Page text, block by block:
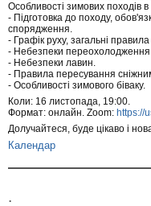
Особливості зимових походів в
- Підготовка до походу,
спорядження.
- Графік руху, загальні правила
- Небезпеки переохолодження.
- Небезпеки лавин.
- Правила пересування
- Особливості зимового біваку.
Коли: 16 листопада, 19:00.
Формат: онлайн. Zoom: https://
Долучайтеся, буде цікаво і
Календар
.